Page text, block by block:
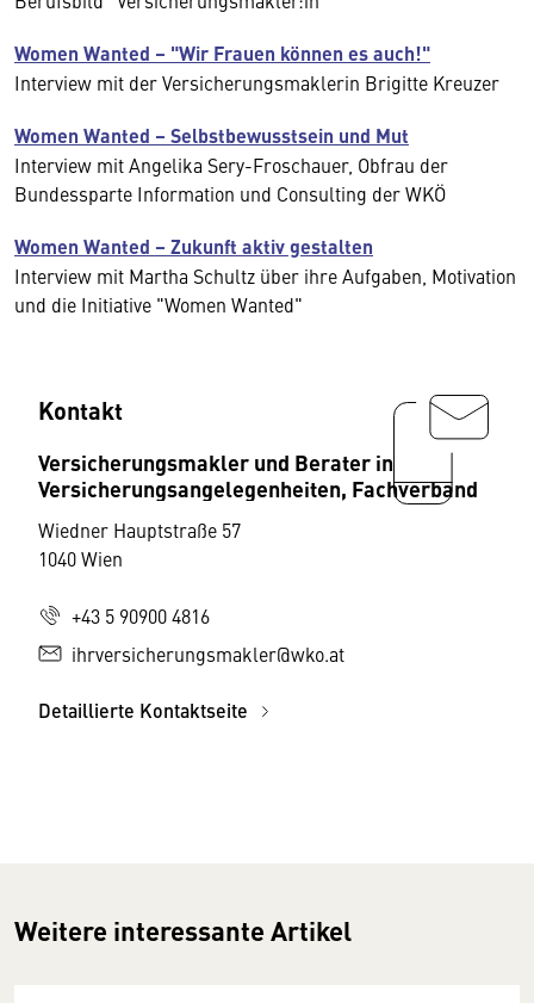
Women Wanted – "Wir Frauen können es auch!"
Interview mit der Versicherungsmaklerin Brigitte Kreuzer
Women Wanted – Selbstbewusstsein und Mut
Interview mit Angelika Sery-Froschauer, Obfrau der
Bundessparte Information und Consulting der WKÖ
Women Wanted – Zukunft aktiv gestalten
Interview mit Martha Schultz über ihre Aufgaben, Motivation
und die Initiative "Women Wanted"
Kontakt
Versicherungsmakler und Berater in
Versicherungsangelegenheiten, Fachverband
Wiedner Hauptstraße 57
1040 Wien
+43 5 90900 4816
ihrversicherungsmakler@wko.at
Detaillierte Kontaktseite
Weitere interessante Artikel